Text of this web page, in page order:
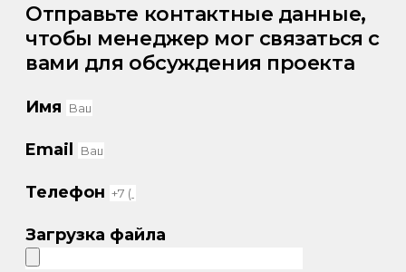
Отправьте контактные данные,
чтобы менеджер мог связаться с
вами для обсуждения проекта
Имя
Email
Телефон
Загрузка файла